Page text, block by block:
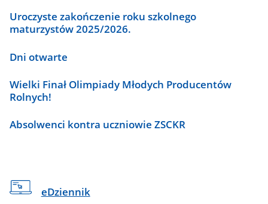
Uroczyste zakończenie roku szkolnego
maturzystów 2025/2026.
Dni otwarte
Wielki Finał Olimpiady Młodych Producentów
Rolnych!
Absolwenci kontra uczniowie ZSCKR
eDziennik